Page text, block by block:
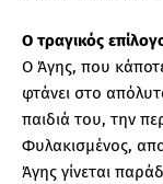
Ο τραγικός
Ο Άγης, που
φτάνει στο
παιδιά του, την
Φυλακισμένος,
Άγης γίνεται